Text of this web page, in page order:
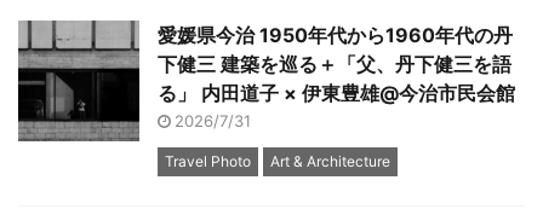
愛媛県今治 1950年代から1960年代の丹
下健三 建築を巡る＋「父、丹下健三を語
る」 内田道子 × 伊東豊雄@今治市民会館
2026/7/31
Travel Photo Art & Architecture